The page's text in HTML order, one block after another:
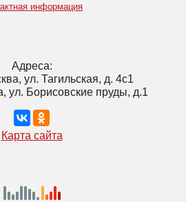
информация
Адреса:
ул. Тагильская, д. 4с1
ул. Борисовские пруды, д.1
Карта сайта